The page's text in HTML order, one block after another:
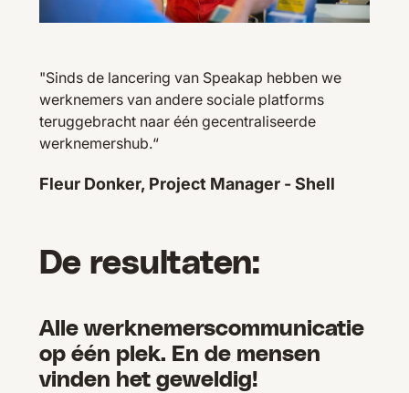
"Sinds de lancering van Speakap hebben we
werknemers van andere sociale platforms
teruggebracht naar één gecentraliseerde
werknemershub.“
Fleur Donker, Project Manager - Shell
De resultaten:
Alle werknemerscommunicatie
op één plek. En de mensen
vinden het geweldig!